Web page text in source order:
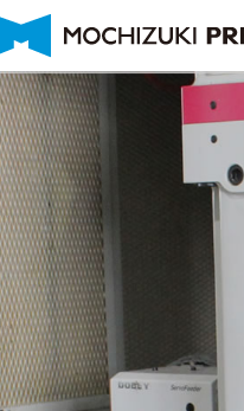
製造技術
金型メンテナンス
金属加工製品
金型部門設備
メッセージ
募集要項
ご挨拶
会社概要
海外拠点
製品紹介